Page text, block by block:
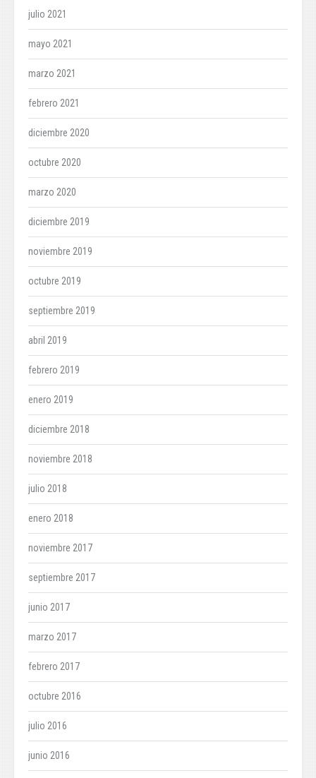
julio 2021
mayo 2021
marzo 2021
febrero 2021
diciembre 2020
octubre 2020
marzo 2020
diciembre 2019
noviembre 2019
octubre 2019
septiembre 2019
abril 2019
febrero 2019
enero 2019
diciembre 2018
noviembre 2018
julio 2018
enero 2018
noviembre 2017
septiembre 2017
junio 2017
marzo 2017
febrero 2017
octubre 2016
julio 2016
junio 2016